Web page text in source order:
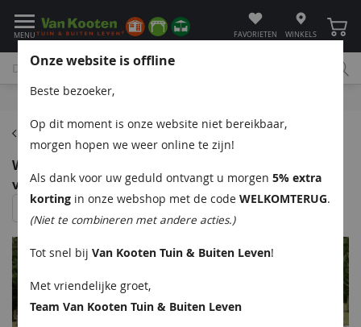
MENU FAVORIETEN WINKELS
Bel
Overkappingen
Woodpro Lintelo Overkapping 400x300 cm 28 mm
vuren blank
Onze website is offline
Beste bezoeker,
Op dit moment is onze website niet bereikbaar,
morgen hopen we weer online te zijn!
Als dank voor uw geduld ontvangt u morgen5% extra
korting in onze webshop met de codeWELKOMTERUG.
(Niet te combineren met andere acties.)
Tot snel bijVan Kooten Tuin & Buiten Leven!
Met vriendelijke groet,
Team Van Kooten Tuin & Buiten Leven